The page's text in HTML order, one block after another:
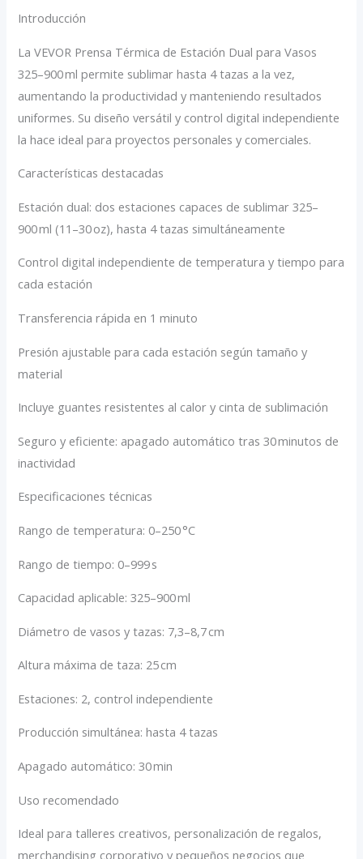
Sublimación
Introducción
La VEVOR Prensa Térmica de Estación Dual para Vasos
325–900 ml permite sublimar hasta 4 tazas a la vez,
aumentando la productividad y manteniendo resultados
uniformes. Su diseño versátil y control digital independiente
la hace ideal para proyectos personales y comerciales.
Características destacadas
Estación dual: dos estaciones capaces de sublimar 325–
900 ml (11–30 oz), hasta 4 tazas simultáneamente
Control digital independiente de temperatura y tiempo para
cada estación
Transferencia rápida en 1 minuto
Presión ajustable para cada estación según tamaño y
material
Incluye guantes resistentes al calor y cinta de sublimación
Seguro y eficiente: apagado automático tras 30 minutos de
inactividad
Especificaciones técnicas
Rango de temperatura: 0–250 °C
Rango de tiempo: 0–999 s
Capacidad aplicable: 325–900 ml
Diámetro de vasos y tazas: 7,3–8,7 cm
Altura máxima de taza: 25 cm
Estaciones: 2, control independiente
Producción simultánea: hasta 4 tazas
Apagado automático: 30 min
Uso recomendado
Ideal para talleres creativos, personalización de regalos,
merchandising corporativo y pequeños negocios que